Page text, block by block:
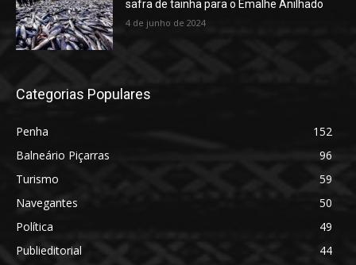
safra de tainha para o Emalhe Anilhado
4 de junho de 2024
Categorias Populares
Penha
152
Balneário Piçarras
96
Turismo
59
Navegantes
50
Política
49
Publieditorial
44